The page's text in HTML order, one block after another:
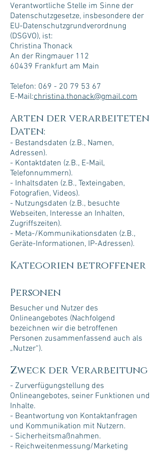
Verantwortliche Stelle im Sinne der
Datenschutzgesetze, insbesondere der
EU-Datenschutzgrundverordnung
(DSGVO), ist:
Christina Thonack
An der Ringmauer 112
60439 Frankfurt am Main
Telefon: 069 - 20 79 53 67
E-Mail:christina.thonack@gmail.com
Arten der verarbeiteten
Daten:
- Bestandsdaten (z.B., Namen,
Adressen).
- Kontaktdaten (z.B., E-Mail,
Telefonnummern).
- Inhaltsdaten (z.B., Texteingaben,
Fotografien, Videos).
- Nutzungsdaten (z.B., besuchte
Webseiten, Interesse an Inhalten,
Zugriffszeiten).
- Meta-/Kommunikationsdaten (z.B.,
Geräte-Informationen, IP-Adressen).
Kategorien betroffener
Personen
Besucher und Nutzer des
Onlineangebotes (Nachfolgend
bezeichnen wir die betroffenen
Personen zusammenfassend auch als
„Nutzer“).
Zweck der Verarbeitung
- Zurverfügungstellung des
Onlineangebotes, seiner Funktionen und
Inhalte.
- Beantwortung von Kontaktanfragen
und Kommunikation mit Nutzern.
- Sicherheitsmaßnahmen.
- Reichweitenmessung/Marketing